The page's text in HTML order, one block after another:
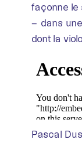
façonne le
– dans
dont la
Pascal